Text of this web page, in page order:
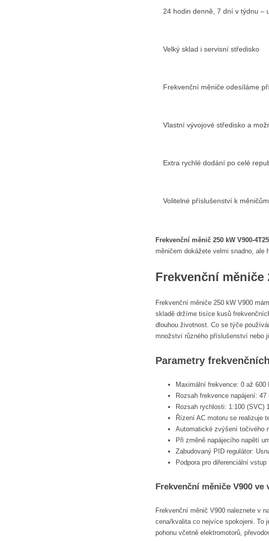
24 hodin denně, 7 dní v týdnu –
Velký sklad i servisní středisko
Frekvenční měniče odesíláme
Vlastní vývojové středisko a
Extra rychlé dodání po celé
Volitelné příslušenství k měničům
Frekvenční měnič 250 kW V900-
měničem dokážete velmi snadno, ale
Frekvenční měniče
Frekvenční měniče 250 kW V900
skladě držíme tisíce kusů
dlouhou životnost. Co se týče
množství různého příslušenství nebo
Parametry
Maximální frekvence: 0 až 600
Rozsah frekvence napájení: 47
Rozsah rychlosti: 1:100 (SVC)
Řízení AC motoru se realizuje
Automatické zvýšení točivého
Při změně napájecího napětí
Zabudovaný PID regulátor:
Podpora pro diferenciální
Frekvenční měniče V900 ve
Frekvenční měnič V900 naleznete v
cena/kvalita co nejvíce spokojeni. To
pohonu včetně elektromotorů,